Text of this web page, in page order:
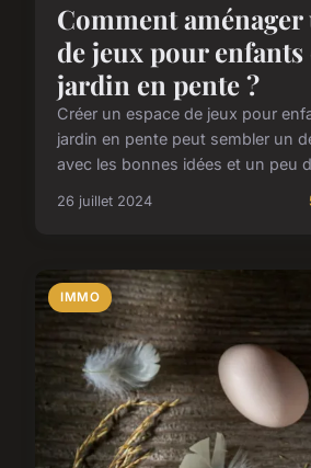
Comment aménager
de jeux pour enfants
jardin en pente ?
Créer un espace de jeux pour
jardin en pente peut sembler un
avec les bonnes idées et un peu
26 juillet 2024
IMMO